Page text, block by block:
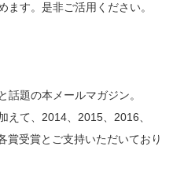
ます。是非ご活用ください。
話題の本メールマガジン。
えて、2014、2015、2016、
賞受賞とご支持いただいており